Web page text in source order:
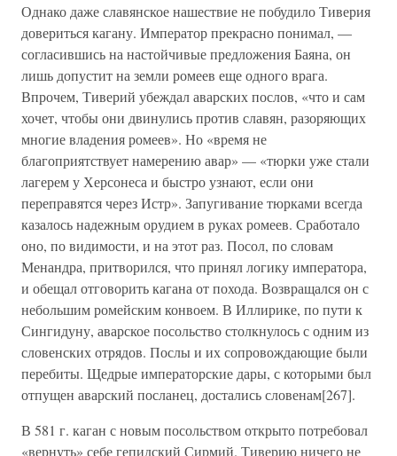
Однако даже славянское нашествие не побудило Тиверия
довериться кагану. Император прекрасно понимал, —
согласившись на настойчивые предложения Баяна, он
лишь допустит на земли ромеев еще одного врага.
Впрочем, Тиверий убеждал аварских послов, «что и сам
хочет, чтобы они двинулись против славян, разоряющих
многие владения ромеев». Но «время не
благоприятствует намерению авар» — «тюрки уже стали
лагерем у Херсонеса и быстро узнают, если они
переправятся через Истр». Запугивание тюрками всегда
казалось надежным орудием в руках ромеев. Сработало
оно, по видимости, и на этот раз. Посол, по словам
Менандра, притворился, что принял логику императора,
и обещал отговорить кагана от похода. Возвращался он с
небольшим ромейским конвоем. В Иллирике, по пути к
Сингидуну, аварское посольство столкнулось с одним из
словенских отрядов. Послы и их сопровождающие были
перебиты. Щедрые императорские дары, с которыми был
отпущен аварский посланец, достались словенам[267].
В 581 г. каган с новым посольством открыто потребовал
«вернуть» себе гепидский Сирмий. Тиверию ничего не